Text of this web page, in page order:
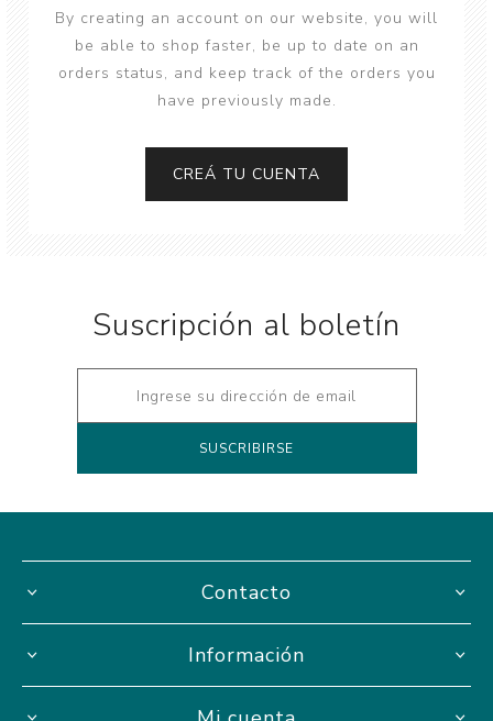
By creating an account on our website, you will
be able to shop faster, be up to date on an
orders status, and keep track of the orders you
have previously made.
Suscripción al boletín
Contacto
Información